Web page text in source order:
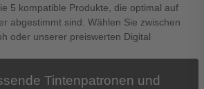
5 kompatible Produkte, die optimal auf
abgestimmt sind. Wählen Sie zwischen
oder unserer preiswerten Digital
Tintenpatronen und